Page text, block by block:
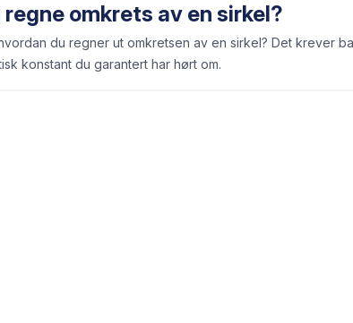
omkrets av en sirkel?
du regner ut omkretsen av en sirkel? Det krever
konstant du garantert har hørt om.